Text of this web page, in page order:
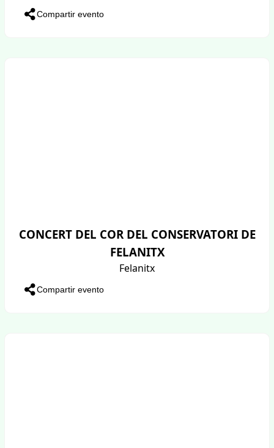
Compartir evento
CONCERT DEL COR DEL CONSERVATORI DE
FELANITX
Felanitx
Compartir evento